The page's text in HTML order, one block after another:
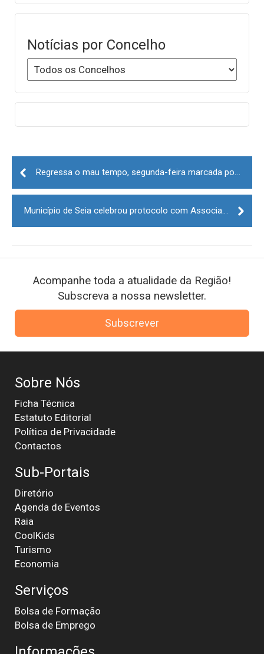
Notícias por Concelho
Post
navigation
Regressa o mau tempo, segunda-feira marcada por chuva e vento
Município de Seia celebrou protocolo com Associação de Arte e Imagem
Acompanhe toda a atualidade da Região!
Subscreva a nossa newsletter.
Subscrever
Sobre Nós
Ficha Técnica
Estatuto Editorial
Política de Privacidade
Contactos
Sub-Portais
Diretório
Agenda de Eventos
Raia
CoolKids
Turismo
Economia
Serviços
Bolsa de Formação
Bolsa de Emprego